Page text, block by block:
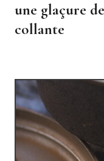
une glaçure
collante